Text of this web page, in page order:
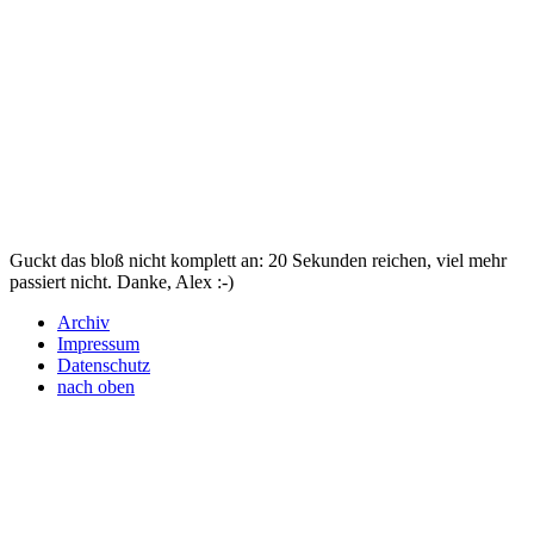
Guckt das bloß nicht komplett an: 20 Sekunden reichen, viel mehr
passiert nicht. Danke, Alex :-)
Archiv
Impressum
Datenschutz
nach oben